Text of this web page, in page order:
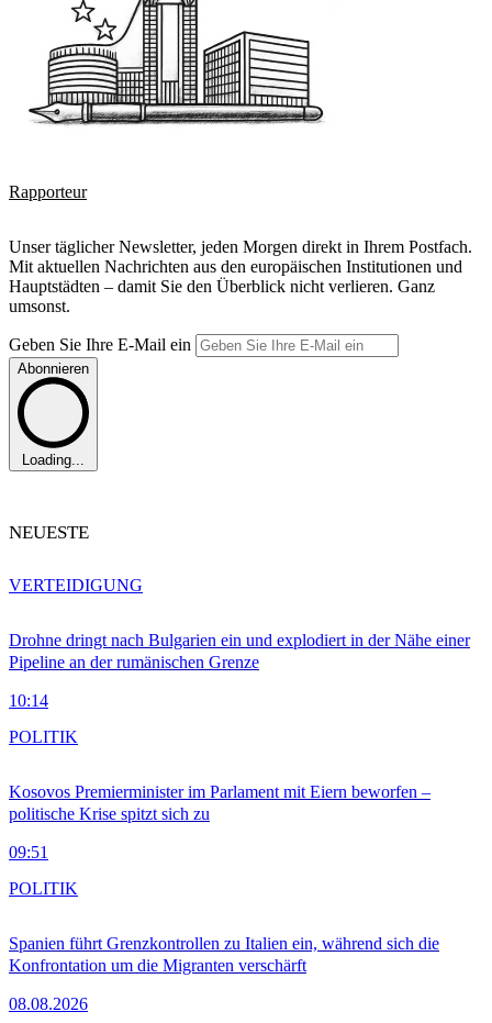
Rapporteur
Unser täglicher Newsletter, jeden Morgen direkt in Ihrem Postfach.
Mit aktuellen Nachrichten aus den europäischen Institutionen und
Hauptstädten – damit Sie den Überblick nicht verlieren. Ganz
umsonst.
Geben Sie Ihre E-Mail ein
Abonnieren
Loading...
NEUESTE
Drohne dringt nach Bulgarien ein und explodiert in der Nähe einer
Pipeline an der rumänischen Grenze
10:14
VERTEIDIGUNG
Kosovos Premierminister im Parlament mit Eiern beworfen –
politische Krise spitzt sich zu
09:51
POLITIK
Spanien führt Grenzkontrollen zu Italien ein, während sich die
Konfrontation um die Migranten verschärft
08.08.2026
POLITIK